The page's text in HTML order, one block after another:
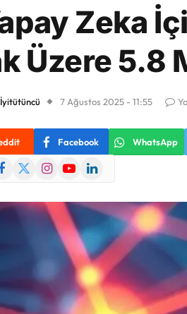
Zeka
Üzere 5.8
7 Ağustos 2025 - 11:55
Facebook WhatsApp
X
InstagramYouTubeLinkedIn